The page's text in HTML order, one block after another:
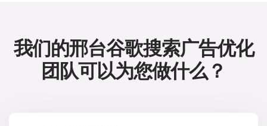
我们的邢台谷歌搜索广告优化
团队可以为您做什么？​​